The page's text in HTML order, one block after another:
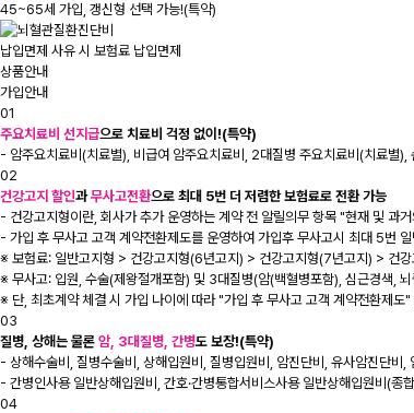
45~65세 가입, 갱신형 선택 가능!(특약)
납입면제 사유 시 보험료 납입면제
상품안내
가입안내
01
주요치료비 선지급으로 치료비 걱정 없이!(특약)
- 암주요치료비(치료별), 비급여 암주요치료비, 2대질병 주요치료비(치료별),
02
건강고지 할인과무사고전환으로 최대 5번 더 저렴한 보험료로 전환 가능
- 건강고지형이란, 회사가 추가 운영하는 계약 전 알릴의무 항목 "현재 및 과
- 가입 후 무사고 고객 계약전환제도를 운영하여 가입후 무사고시 최대 5번
※ 보험료: 일반고지형 > 건강고지형(6년고지) > 건강고지형(7년고지) > 건
※ 무사고: 입원, 수술(제왕절개포함) 및 3대질병(암(백혈병포함), 심근경색,
※ 단, 최초계약 체결 시 가입 나이에 따라 "가입 후 무사고 고객 계약전환제도
03
질병, 상해는 물론 암, 3대질병, 간병도 보장!(특약)
- 상해수술비, 질병수술비, 상해입원비, 질병입원비, 암진단비, 유사암진단
- 간병인사용 일반상해입원비, 간호·간병통합서비스사용 일반상해입원비(
04